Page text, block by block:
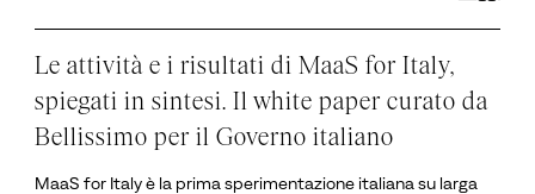
Le attività e i risultati di MaaS for Italy,
spiegati in sintesi. Il white paper curato da
Bellissimo per il Governo italiano
MaaS for Italy è la prima sperimentazione italiana su larga